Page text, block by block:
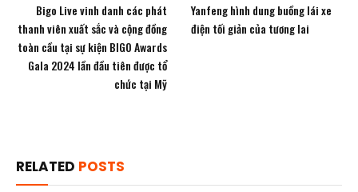
Bigo Live vinh danh các phát
thanh viên xuất sắc và cộng đồng
toàn cầu tại sự kiện BIGO Awards
Gala 2024 lần đầu tiên được tổ
chức tại Mỹ
Yanfeng hình dung buồng lái xe
điện tối giản của tương lai
RELATED POSTS